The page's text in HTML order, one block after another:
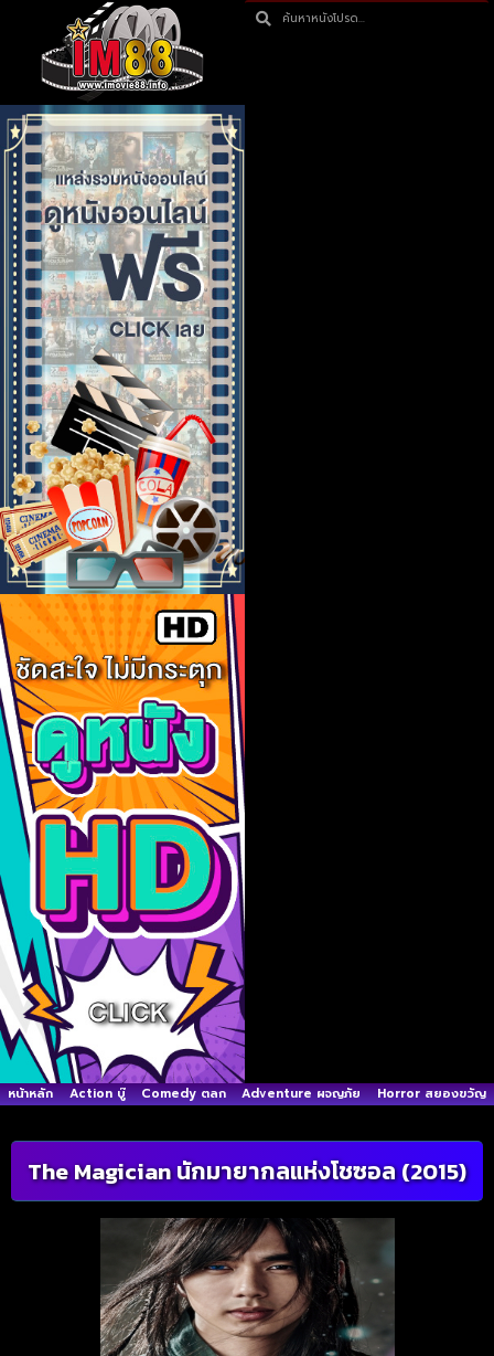
หน้าหลัก Action บู๊ Comedy ตลก Adventure ผจญภัย Horror สยองขวัญ
The Magician นักมายากลแห่งโชซอล (2015)